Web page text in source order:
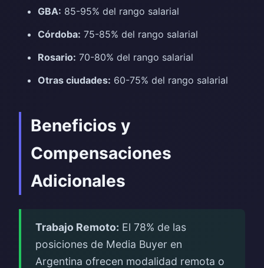
GBA: 85-95% del rango salarial
Córdoba: 75-85% del rango salarial
Rosario: 70-80% del rango salarial
Otras ciudades: 60-75% del rango salarial
Beneficios y
Compensaciones
Adicionales
Trabajo Remoto: El 78% de las
posiciones de Media Buyer en
Argentina ofrecen modalidad remota o